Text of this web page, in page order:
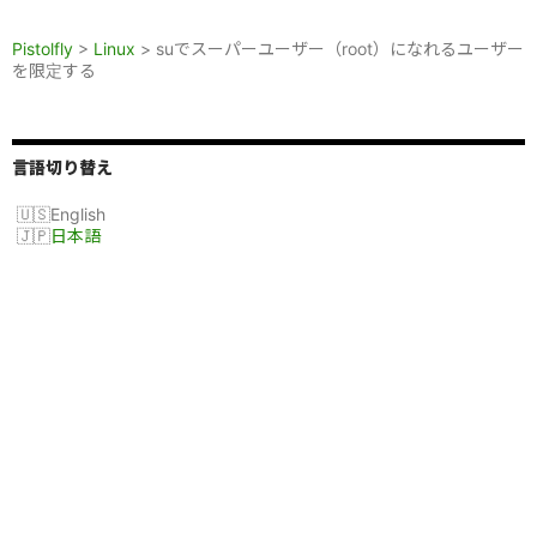
Pistolfly > Linux > suでスーパーユーザー（root）になれるユーザー
を限定する
言語切り替え
English
日本語